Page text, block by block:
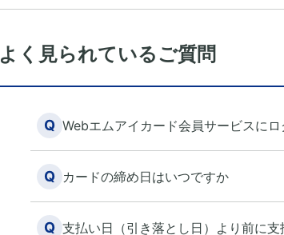
よく見られているご質問
Q Webエムアイカード会員サービスに
Q カードの締め日はいつですか
Q 支払い日（引き落とし日）より前に支